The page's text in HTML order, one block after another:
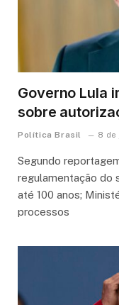
Governo Lula
sobre
Política Brasil 8 de
Segundo
regulamentação do
até 100 anos;
processos